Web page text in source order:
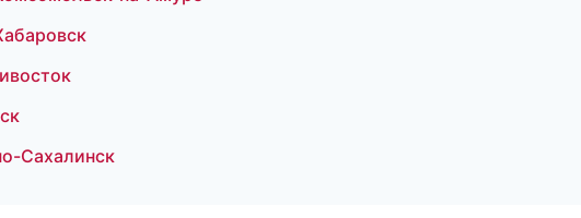
Сахалинск